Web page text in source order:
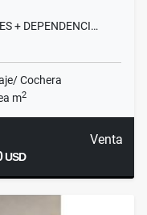
+ DEPENDENCI…
Cochera
m2
Venta
USD